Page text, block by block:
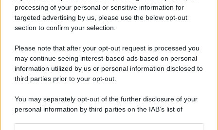
processing of your personal or sensitive information for
targeted advertising by us, please use the below opt-out
section to confirm your selection.
Please note that after your opt-out request is processed you
may continue seeing interest-based ads based on personal
information utilized by us or personal information disclosed to
third parties prior to your opt-out.
You may separately opt-out of the further disclosure of your
personal information by third parties on the IAB’s list of
Newz Ohio
Gameland
Scoop Mag
Lgbtqia News
Motors Magazine 365
Home Magazine 365
Cineverse Magazine
SecondHomeMagazine